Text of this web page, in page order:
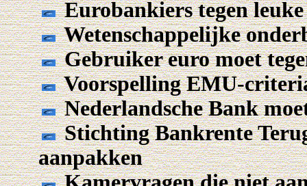
Eurobankiers tegen
Wetenschappelijke
Gebruiker euro moet
Voorspelling EMU-
Nederlandsche Bank
Stichting Bankrente
aanpakken